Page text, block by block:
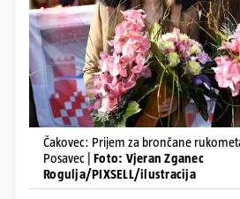
Čakovec: Prijem za brončane
Posavec | Foto: Vjeran Zganec
Rogulja/PIXSELL/ilustracija